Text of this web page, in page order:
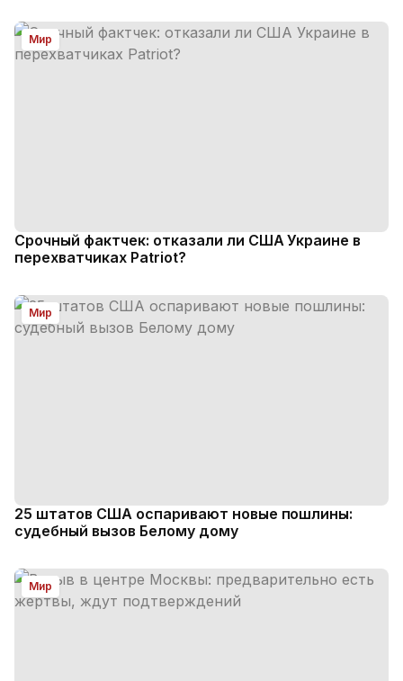
Мир
Срочный фактчек: отказали ли США Украине в
перехватчиках Patriot?
Мир
25 штатов США оспаривают новые пошлины:
судебный вызов Белому дому
Мир